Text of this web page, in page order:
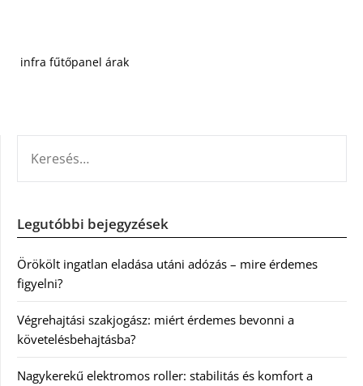
infra fűtőpanel árak
Legutóbbi bejegyzések
Örökölt ingatlan eladása utáni adózás – mire érdemes
figyelni?
Végrehajtási szakjogász: miért érdemes bevonni a
követelésbehajtásba?
Nagykerekű elektromos roller: stabilitás és komfort a